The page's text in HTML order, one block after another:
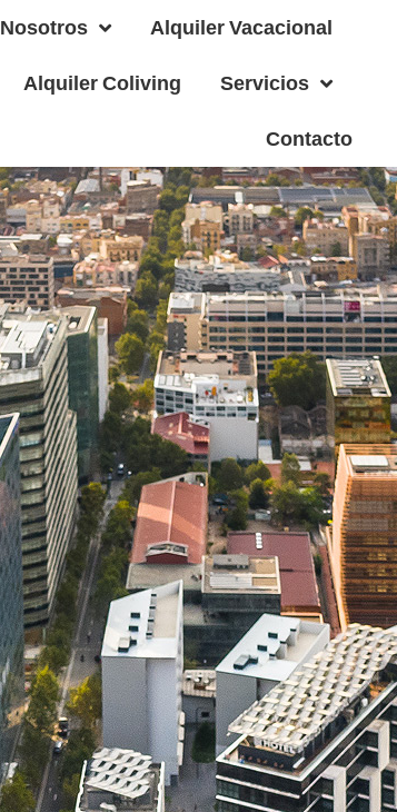
Nosotros Alquiler Vacacional
Alquiler Coliving Servicios
Contacto